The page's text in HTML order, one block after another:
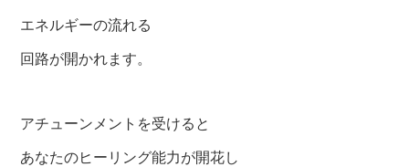
エネルギーの流れる
回路が開かれます。
アチューンメントを受けると
あなたのヒーリング能力が開花し